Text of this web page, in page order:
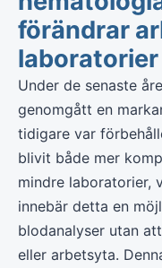
förändrar
laboratorier
Under de senaste
genomgått en
tidigare var
blivit både mer
mindre laboratorier,
innebär detta en
blodanalyser utan
eller arbetsyta.